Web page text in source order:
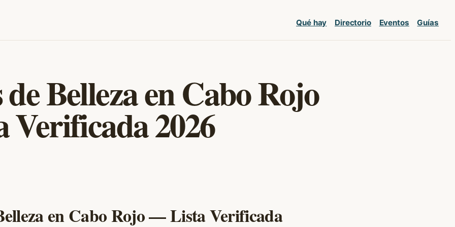
Qué hay Directorio Eventos Guías
de Belleza en Cabo Rojo
2026
en Cabo Rojo — Lista Verificada